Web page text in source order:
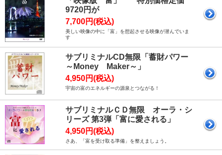
9720円が
7,700円(税込)
美しい映像の中に「富」を想起させる映像が潜んでいま
す
サブリミナルCD無限「蓄財パワー
～Money Maker～」
4,950円(税込)
宇宙の富のエネルギーの源泉とつながる！
サブリミナルＣＤ無限 オーラ・シ
リーズ 第3弾「富に愛される」
4,950円(税込)
さあ、「富を受け取る準備」を整えましょう。